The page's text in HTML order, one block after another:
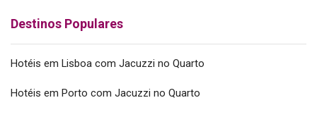
Destinos Populares
Hotéis em Lisboa com Jacuzzi no Quarto
Hotéis em Porto com Jacuzzi no Quarto